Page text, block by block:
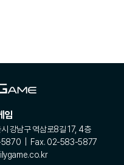
임
강남구 역삼로8길 17, 4층
5870 | Fax. 02-583-5877